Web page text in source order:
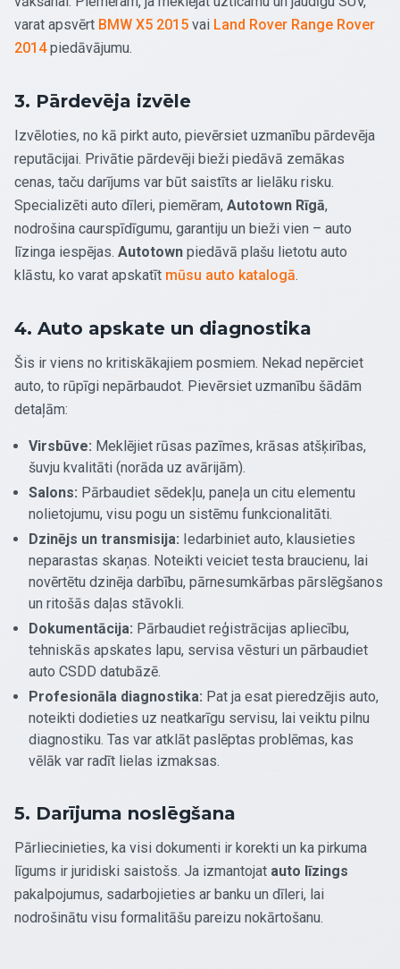
varat apsvērt BMW X5 2015 vai Land Rover Range Rover
2014piedāvājumu.
3. Pārdevēja izvēle
Izvēloties, no kā pirkt auto, pievērsiet uzmanību pārdevēja
reputācijai. Privātie pārdevēji bieži piedāvā zemākas
cenas, taču darījums var būt saistīts ar lielāku risku.
Specializēti auto dīleri, piemēram, Autotown Rīgā,
nodrošina caurspīdīgumu, garantiju un bieži vien – auto
līzinga iespējas. Autotown piedāvā plašu lietotu auto
klāstu, ko varat apskatīt mūsu auto katalogā.
4. Auto apskate un diagnostika
Šis ir viens no kritiskākajiem posmiem. Nekad nepērciet
auto, to rūpīgi nepārbaudot. Pievērsiet uzmanību šādām
detaļām:
Virsbūve: Meklējiet rūsas pazīmes, krāsas atšķirības,
šuvju kvalitāti (norāda uz avārijām).
Salons: Pārbaudiet sēdekļu, paneļa un citu elementu
nolietojumu, visu pogu un sistēmu funkcionalitāti.
Dzinējs un transmisija: Iedarbiniet auto, klausieties
neparastas skaņas. Noteikti veiciet testa braucienu, lai
novērtētu dzinēja darbību, pārnesumkārbas pārslēgšanos
un ritošās daļas stāvokli.
Dokumentācija: Pārbaudiet reģistrācijas apliecību,
tehniskās apskates lapu, servisa vēsturi un pārbaudiet
auto CSDD datubāzē.
Profesionāla diagnostika: Pat ja esat pieredzējis auto,
noteikti dodieties uz neatkarīgu servisu, lai veiktu pilnu
diagnostiku. Tas var atklāt paslēptas problēmas, kas
vēlāk var radīt lielas izmaksas.
5. Darījuma noslēgšana
Pārliecinieties, ka visi dokumenti ir korekti un ka pirkuma
līgums ir juridiski saistošs. Ja izmantojat auto līzings
pakalpojumus, sadarbojieties ar banku un dīleri, lai
nodrošinātu visu formalitāšu pareizu nokārtošanu.